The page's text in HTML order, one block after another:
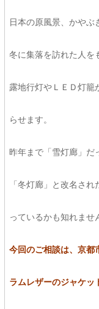
日本の原風景、かやぶ
冬に集落を訪れた人を
露地行灯やＬＥＤ灯籠
らせます。
昨年まで「雪灯廊」だ
「冬灯廊」と改名さ
っているかも知れませ
今回のご相談は、京都
ラムレザーのジャケッ